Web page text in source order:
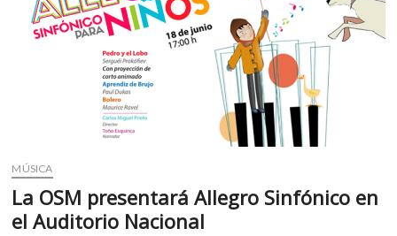
40
años
de
MÚSICA
La OSM presentará Allegro Sinfónico en
el Auditorio Nacional